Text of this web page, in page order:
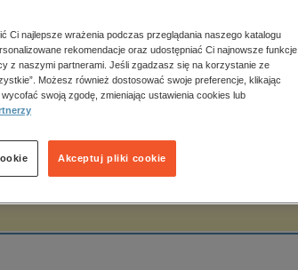
Zobacz wszystkie E-prasa
Ci najlepsze wrażenia podczas przeglądania naszego katalogu
rekomendacje oraz udostępniać Ci najnowsze funkcje,
z naszymi partnerami. Jeśli zgadzasz się na korzystanie ze
Możesz również dostosować swoje preferencje, klikając
swoją zgodę, zmieniając ustawienia cookies lub
Akceptuj pliki cookie